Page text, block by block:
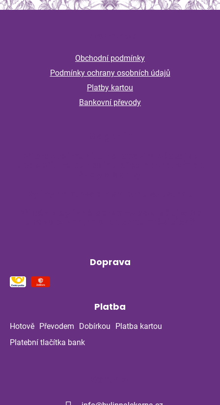
Z
Obchodní podmínky
Podmínky ochrany osobních údajů
Platby kartou
Bankovní převody
Doprava
Platba
Hotově Převodem Dobírkou
Platba kartou
Platební tlačítka bank